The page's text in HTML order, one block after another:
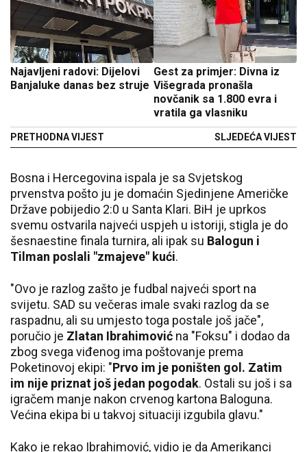
Najavljeni radovi: Dijelovi
Banjaluke danas bez struje
PRETHODNA VIJEST
Gest za primjer: Divna iz
Višegrada pronašla
novčanik sa 1.800 evra i
vratila ga vlasniku
SLJEDEĆA VIJEST
Bosna i Hercegovina ispala je sa Svjetskog
prvenstva pošto ju je domaćin Sjedinjene Američke
Države pobijedio 2:0 u Santa Klari. BiH je uprkos
svemu ostvarila najveći uspjeh u istoriji, stigla je do
šesnaestine finala turnira, ali ipak su Balogun i
Tilman poslali "zmajeve" kući.
"Ovo je razlog zašto je fudbal najveći sport na
svijetu. SAD su večeras imale svaki razlog da se
raspadnu, ali su umjesto toga postale još jače",
poručio je Zlatan Ibrahimović na "Foksu" i dodao da
zbog svega viđenog ima poštovanje prema
Poketinovoj ekipi: "Prvo im je poništen gol. Zatim
im nije priznat još jedan pogodak. Ostali su još i sa
igračem manje nakon crvenog kartona Baloguna.
Većina ekipa bi u takvoj situaciji izgubila glavu."
Kako je rekao Ibrahimović, vidio je da Amerikanci